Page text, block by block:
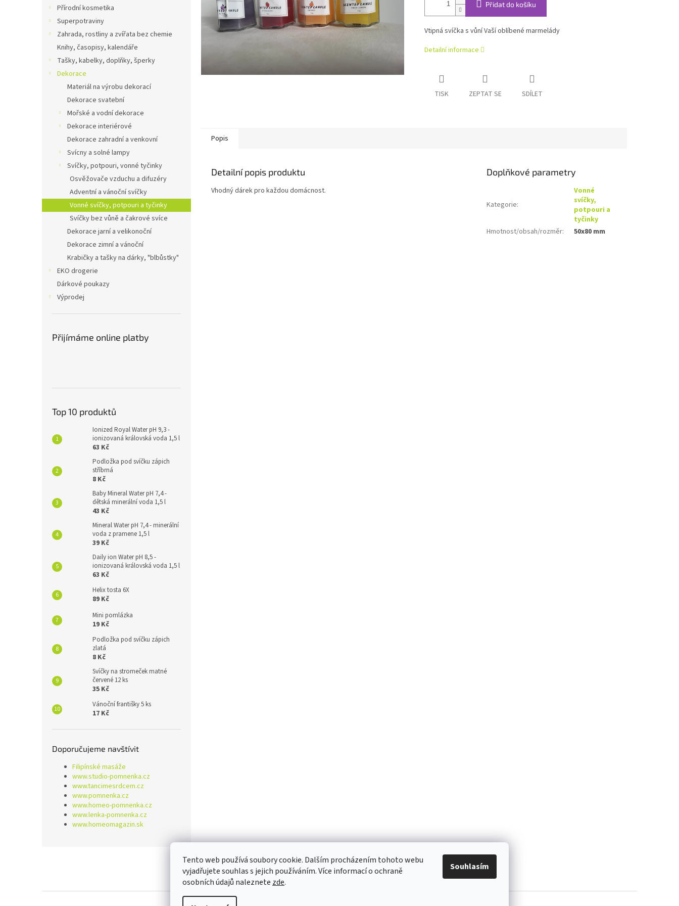
Tento web používá soubory cookie. Dalším procházením tohoto webu
vyjadřujete souhlas s jejich používáním. Více informací o ochraně
osobních údajů naleznete zde.
Souhlasím
Přírodní kosmetika
Superpotraviny
Zahrada, rostliny a zvířata bez chemie
Knihy, časopisy, kalendáře
Tašky, kabelky, doplňky, šperky
Dekorace
Materiál na výrobu dekorací
Dekorace svatební
Mořské a vodní dekorace
Dekorace interiérové
Dekorace zahradní a venkovní
Svícny a solné lampy
Svíčky, potpouri, vonné tyčinky
Osvěžovače vzduchu a difuzéry
Adventní a vánoční svíčky
Vonné svíčky, potpouri a tyčinky
Svíčky bez vůně a čakrové svíce
Dekorace jarní a velikonoční
Dekorace zimní a vánoční
Krabičky a tašky na dárky, "blbůstky"
EKO drogerie
Dárkové poukazy
Výprodej
Přijímáme online platby
Top 10 produktů
Ionized Royal Water pH 9,3 -
ionizovaná královská voda 1,5 l
63 Kč
Podložka pod svíčku zápich
stříbrná
8 Kč
Baby Mineral Water pH 7,4 -
dětská minerální voda 1,5 l
43 Kč
Mineral Water pH 7,4 - minerální
voda z pramene 1,5 l
39 Kč
Daily ion Water pH 8,5 -
ionizovaná královská voda 1,5 l
63 Kč
Helix tosta 6X
89 Kč
Mini pomlázka
19 Kč
Podložka pod svíčku zápich
zlatá
8 Kč
Svíčky na stromeček matné
červené 12 ks
35 Kč
Vánoční františky 5 ks
17 Kč
Doporučujeme navštívit
Filipínské masáže
www.studio-pomnenka.cz
www.tancimesrdcem.cz
www.pomnenka.cz
www.homeo-pomnenka.cz
www.lenka-pomnenka.cz
www.homeomagazin.sk
Přidat do košíku
Vtipná svíčka s vůní Vaší oblíbené marmelády
Detailní informace
TISK ZEPTAT SE SDÍLET
Popis
Detailní popis produktu
Vhodný dárek pro každou domácnost.
Doplňkové parametry
Kategorie:
Vonné
svíčky,
potpouri a
tyčinky
Hmotnost/obsah/rozměr: 50x80 mm